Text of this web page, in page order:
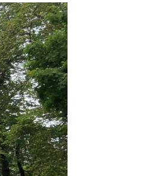
Historie og arkitektur